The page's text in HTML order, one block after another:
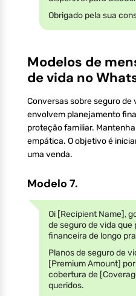
Obrigado pela sua
Modelos de
de vida no
Conversas sobre seguro
envolvem planejamento
proteção familiar.
empática. O objetivo é
uma venda.
Modelo 7.
Oi [Recipient Name],
de seguro de vida
financeira de longo
Planos de seguro de
[Premium Amount]
cobertura de
queridos.